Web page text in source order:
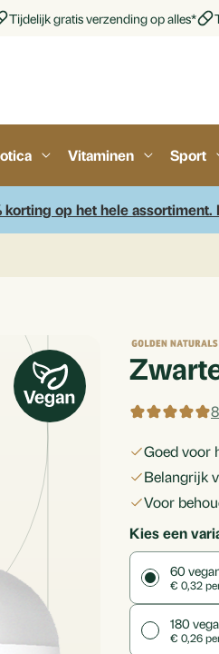
Tijdelijk gratis verzending op alles*
Vitaminen Sport
korting op het hele assortiment.
goed voor
belangrijk
voor
Kies een
60
€ 0,32
180
€ 0,26